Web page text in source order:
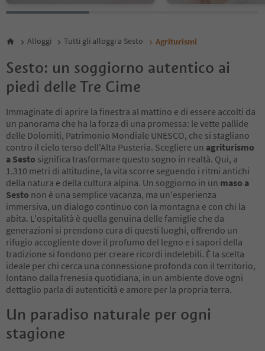
Alloggi Tutti gli alloggi a Sesto Agriturismi
Sesto: un soggiorno autentico ai
piedi delle Tre Cime
Immaginate di aprire la finestra al mattino e di essere accolti da
un panorama che ha la forza di una promessa: le vette pallide
delle Dolomiti, Patrimonio Mondiale UNESCO, che si stagliano
contro il cielo terso dell'Alta Pusteria. Scegliere un agriturismo
a Sesto significa trasformare questo sogno in realtà. Qui, a
1.310 metri di altitudine, la vita scorre seguendo i ritmi antichi
della natura e della cultura alpina. Un soggiorno in un maso a
Sesto non è una semplice vacanza, ma un'esperienza
immersiva, un dialogo continuo con la montagna e con chi la
abita. L'ospitalità è quella genuina delle famiglie che da
generazioni si prendono cura di questi luoghi, offrendo un
rifugio accogliente dove il profumo del legno e i sapori della
tradizione si fondono per creare ricordi indelebili. È la scelta
ideale per chi cerca una connessione profonda con il territorio,
lontano dalla frenesia quotidiana, in un ambiente dove ogni
dettaglio parla di autenticità e amore per la propria terra.
Un paradiso naturale per ogni
stagione